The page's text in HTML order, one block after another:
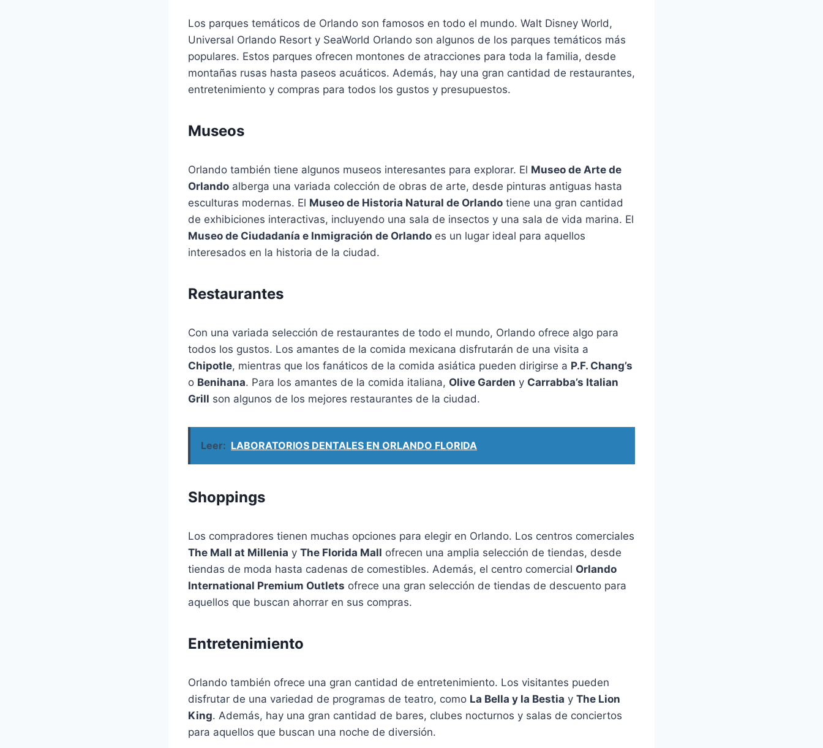
Los parques temáticos de Orlando son famosos en todo el mundo. Walt Disney World,
Universal Orlando Resort y SeaWorld Orlando son algunos de los parques temáticos más
populares. Estos parques ofrecen montones de atracciones para toda la familia, desde
montañas rusas hasta paseos acuáticos. Además, hay una gran cantidad de restaurantes,
entretenimiento y compras para todos los gustos y presupuestos.
Museos
Orlando también tiene algunos museos interesantes para explorar. El Museo de Arte de
Orlando alberga una variada colección de obras de arte, desde pinturas antiguas hasta
esculturas modernas. El Museo de Historia Natural de Orlando tiene una gran cantidad
de exhibiciones interactivas, incluyendo una sala de insectos y una sala de vida marina. El
Museo de Ciudadanía e Inmigración de Orlando es un lugar ideal para aquellos
interesados en la historia de la ciudad.
Restaurantes
Con una variada selección de restaurantes de todo el mundo, Orlando ofrece algo para
todos los gustos. Los amantes de la comida mexicana disfrutarán de una visita a
Chipotle, mientras que los fanáticos de la comida asiática pueden dirigirse a P.F. Chang’s
o Benihana. Para los amantes de la comida italiana, Olive Garden y Carrabba’s Italian
Grill son algunos de los mejores restaurantes de la ciudad.
Leer: LABORATORIOS DENTALES EN ORLANDO FLORIDA
Shoppings
Los compradores tienen muchas opciones para elegir en Orlando. Los centros comerciales
The Mall at Millenia y The Florida Mall ofrecen una amplia selección de tiendas, desde
tiendas de moda hasta cadenas de comestibles. Además, el centro comercial Orlando
International Premium Outlets ofrece una gran selección de tiendas de descuento para
aquellos que buscan ahorrar en sus compras.
Entretenimiento
Orlando también ofrece una gran cantidad de entretenimiento. Los visitantes pueden
disfrutar de una variedad de programas de teatro, como La Bella y la Bestia y The Lion
King. Además, hay una gran cantidad de bares, clubes nocturnos y salas de conciertos
para aquellos que buscan una noche de diversión.